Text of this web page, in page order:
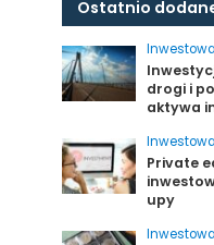
Ostatnio
drogi i
aktywa
Private
upy